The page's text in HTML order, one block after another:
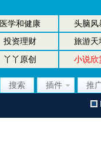
医学和健康 头脑风
投资理财 旅游天
丫丫原创 小说欣
搜索 插件 推